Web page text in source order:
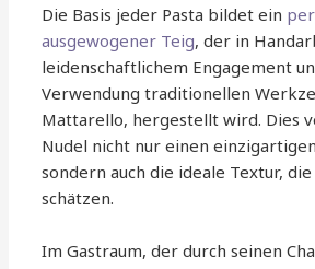
Die Basis jeder Pasta bildet ein
ausgewogener Teig, der in
leidenschaftlichem Engagement
Verwendung traditionellen
Mattarello, hergestellt wird. Dies
Nudel nicht nur einen
sondern auch die ideale Textur,
schätzen.
Im Gastraum, der durch seinen